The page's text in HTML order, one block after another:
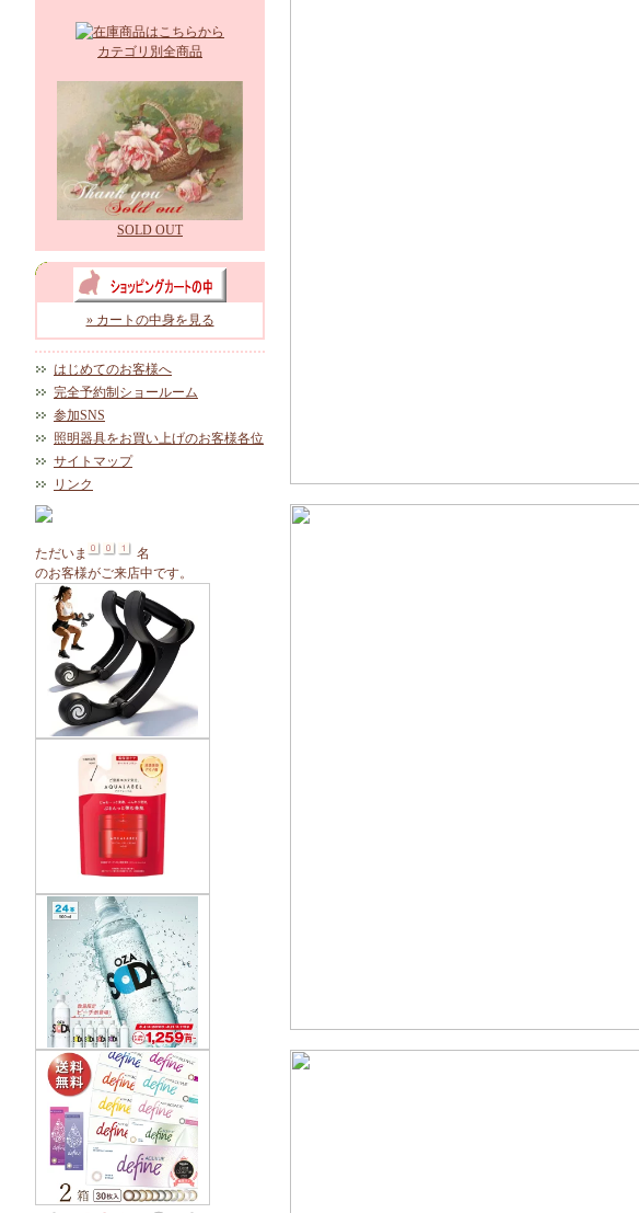
カテゴリ別全商品
SOLD OUT
» カートの中身を見る
はじめてのお客様へ
完全予約制ショールーム
参加SNS
照明器具をお買い上げのお客様各位
サイトマップ
リンク
ただいま
名
のお客様がご来店中です。